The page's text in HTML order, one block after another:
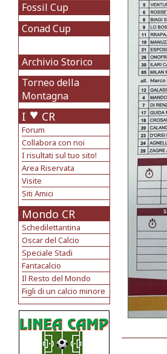
Fossil Cup
Conad Cup
Archivio Storico
Torneo della
Montagna
I CR
Forum
Collabora con noi
I risultati sul tuo sito!
Area Riservata
Visite
Siti Amici
Mondo CR
Schedilettantina
Oscar del Calcio
Speciale Stadi
Fantacalcio
Il Resto del Mondo
Figli di un calcio minore